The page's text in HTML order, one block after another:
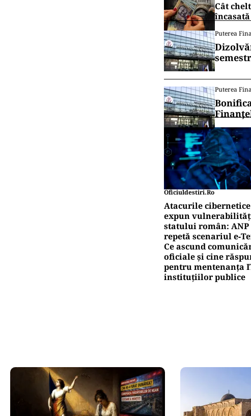
Cât
Puterea
Puterea
Oficiuldestiri.ro
Atacurile cibernetice
expun
statului român: ANP
repetă scenariul
Ce ascund
oficiale și cine
pentru mentenanța
instituțiilor publice